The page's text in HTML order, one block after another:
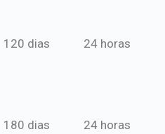
120 dias 24 horas
180 dias 24 horas